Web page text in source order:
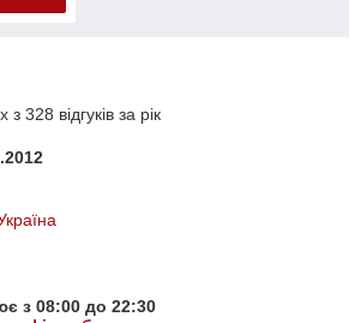
328 відгуків за рік
з 08:00 до 22:30